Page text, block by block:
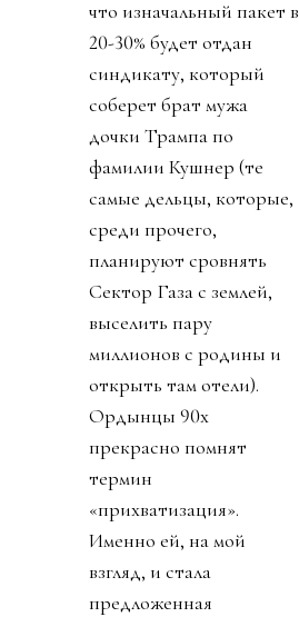
что изначальный пакет в
20-30% будет отдан
синдикату, который
соберет брат мужа
дочки Трампа по
фамилии Кушнер (те
самые дельцы, которые,
среди прочего,
планируют сровнять
Сектор Газа с землей,
выселить пару
миллионов с родины и
открыть там отели).
Ордынцы 90х
прекрасно помнят
термин
«прихватизация».
Именно ей, на мой
взгляд, и стала
предложенная